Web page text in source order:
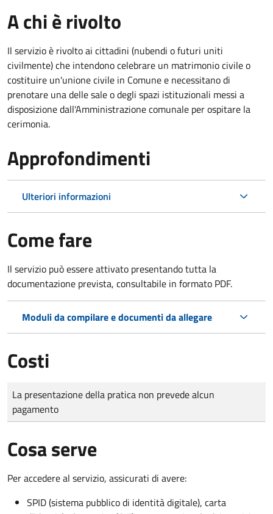
A chi è rivolto
Il servizio è rivolto ai cittadini (nubendi o futuri uniti
civilmente) che intendono celebrare un matrimonio civile o
costituire un'unione civile in Comune e necessitano di
prenotare una delle sale o degli spazi istituzionali messi a
disposizione dall'Amministrazione comunale per ospitare la
cerimonia.
Approfondimenti
Ulteriori informazioni
Come fare
Il servizio può essere attivato presentando tutta la
documentazione prevista, consultabile in formato PDF.
Moduli da compilare e documenti da allegare
Costi
Tipo di pagamento
Importo
La presentazione della pratica non prevede alcun
pagamento
Cosa serve
Per accedere al servizio, assicurati di avere:
SPID (sistema pubblico di identità digitale), carta